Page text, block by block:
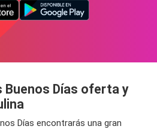
Buenos Días oferta y
Días encontrarás una gran